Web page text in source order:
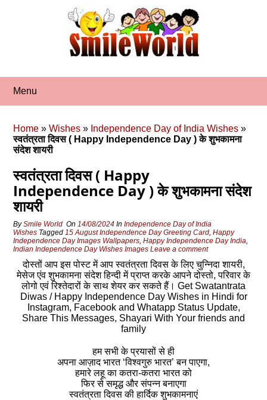
Menu
Home »Wishes » Independence Day of India Wishes »
स्वतंत्रता दिवस ( Happy Independence Day ) के शुभकामना
संदेश शायरी
स्वतंत्रता दिवस ( Happy
Independence Day ) के शुभकामना संदेश
शायरी
BySmile World On14/08/2024 InIndependence Day of India
Wishes Tagged15 August Independence Day Greeting Card,Happy
Independence Day Images Wallpapers,Happy Independence Day India,
Indian Independence Day Wishes Images Leave a comment
दोस्‍तों आप इस पोस्‍ट में आप स्‍वतंत्रता दिवस के लिए चुन्निदा शायरी,
मेसेज एंव शुभकामना संदेश हिन्‍दी में प्राप्‍त करके आपने दोस्‍तो, परिवार के
लोगो एवं रिश्‍तेदारों के साथ शेयर कर सकते हैं। Get Swatantrata
Diwas / Happy Independence Day Wishes in Hindi for
Instagram, Facebook and Whatapp Status Update,
Share This Messages, Shayari With Your friends and
family
हम सभी के प्रयासों से ही
अपना आज़ाद भारत ‘विश्वगुरु भारत’ बन पाएगा,
हमारे लहू का कतरा-कतरा भारत को
फिर से समृद्ध और संपन्न बनाएगा
स्वतंत्रता दिवस की हार्दिक शुभकामनाएं